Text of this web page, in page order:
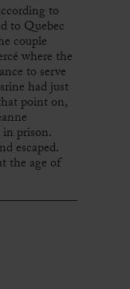
to
to Quebec
couple
where the
to serve
had just
point on,
prison.
escaped.
the age of